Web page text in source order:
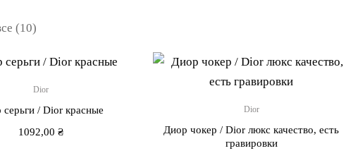
(10)
Dior
серьги / Dior красные
1092,00 ₴
Dior
Диор чокер / Dior люкс качество, есть
гравировки